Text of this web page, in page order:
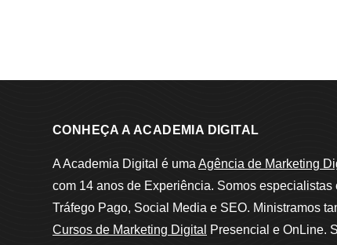
CONHEÇA A ACADEMIA DIGITAL
A Academia Digital é uma Agência de Marketing
com 14 anos de Experiência. Somos especialistas
Tráfego Pago, Social Media e SEO. Ministramos
Cursos de Marketing Digital
Presencial e OnLine.